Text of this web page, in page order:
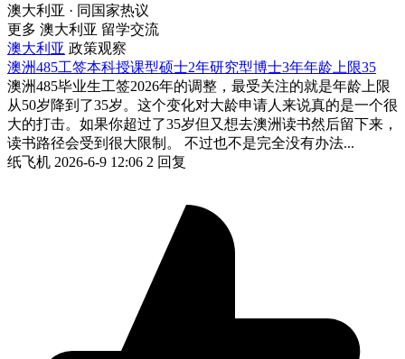
澳大利亚 · 同国家热议
更多 澳大利亚 留学交流
澳大利亚 政策观察
澳洲485工签本科授课型硕士2年研究型博士3年年龄上限35
澳洲485毕业生工签2026年的调整，最受关注的就是年龄上限
从50岁降到了35岁。这个变化对大龄申请人来说真的是一个很
大的打击。如果你超过了35岁但又想去澳洲读书然后留下来，
读书路径会受到很大限制。 不过也不是完全没有办法...
纸飞机 2026-6-9 12:06 2 回复